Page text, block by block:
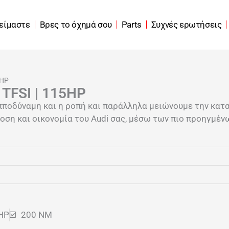
Βρες το όχημά σου Parts Συχνές ερωτήσεις
| 115HP
και η ροπή και παράλληλα μειώνουμε την
και οικονομία του Audi σας, μέσω των πιο
200 NM